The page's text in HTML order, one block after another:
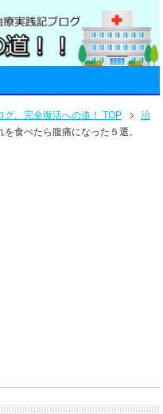
。完全復活への道！ TOP
治
食べたら腹痛になった５選。